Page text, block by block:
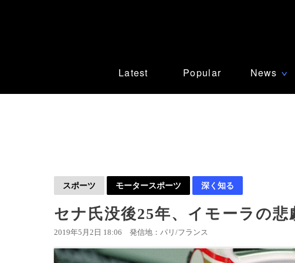
Latest Popular News ∨
スポーツ モータースポーツ 深く知る
セナ氏没後25年、イモーラの
2019年5月2日 18:06 発信地：パリ/フランス